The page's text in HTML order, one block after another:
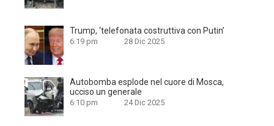
Trump, ‘telefonata costruttiva con Putin’
6:19 pm 28 Dic 2025
Autobomba esplode nel cuore di Mosca,
ucciso un generale
6:10 pm 24 Dic 2025